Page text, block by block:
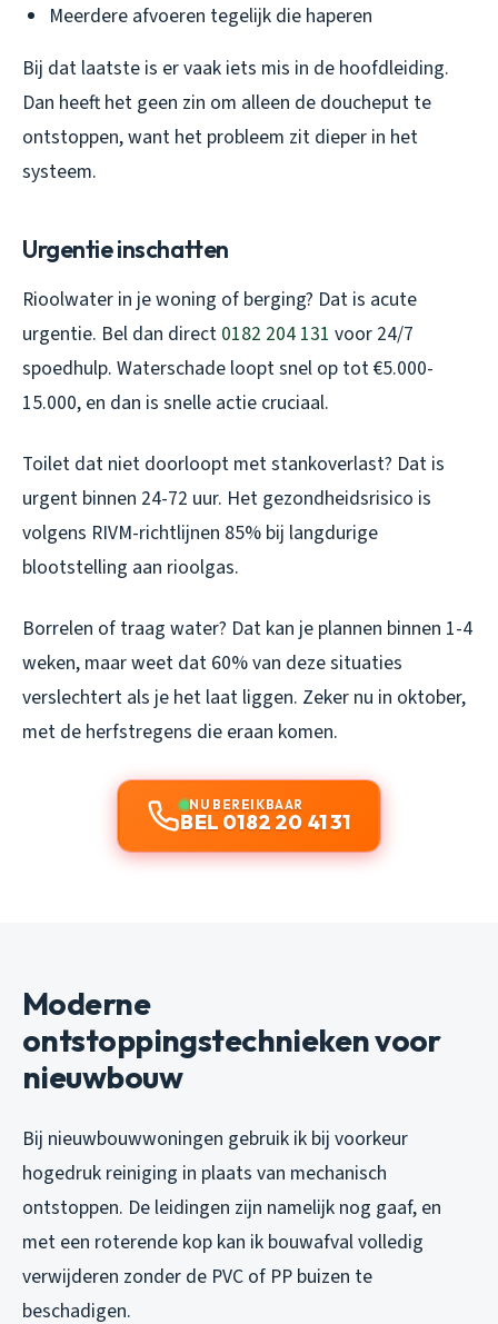
Meerdere afvoeren tegelijk die haperen
Bij dat laatste is er vaak iets mis in de hoofdleiding.
Dan heeft het geen zin om alleen de doucheput te
ontstoppen, want het probleem zit dieper in het
systeem.
Urgentie inschatten
Rioolwater in je woning of berging? Dat is acute
urgentie. Bel dan direct 0182 204 131 voor 24/7
spoedhulp. Waterschade loopt snel op tot €5.000-
15.000, en dan is snelle actie cruciaal.
Toilet dat niet doorloopt met stankoverlast? Dat is
urgent binnen 24-72 uur. Het gezondheidsrisico is
volgens RIVM-richtlijnen 85% bij langdurige
blootstelling aan rioolgas.
Borrelen of traag water? Dat kan je plannen binnen 1-4
weken, maar weet dat 60% van deze situaties
verslechtert als je het laat liggen. Zeker nu in oktober,
met de herfstregens die eraan komen.
NU BEREIKBAAR
BEL 0182 20 41 31
Moderne
ontstoppingstechnieken voor
nieuwbouw
Bij nieuwbouwwoningen gebruik ik bij voorkeur
hogedruk reiniging in plaats van mechanisch
ontstoppen. De leidingen zijn namelijk nog gaaf, en
met een roterende kop kan ik bouwafval volledig
verwijderen zonder de PVC of PP buizen te
beschadigen.